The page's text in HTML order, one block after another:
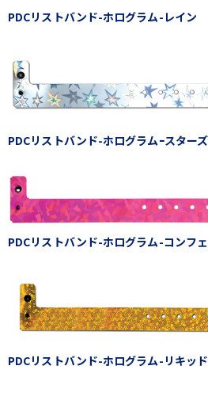
PDCリストバンド-ホログラム-レイン
PDCリストバンド-ホログラムｰスターズ
PDCリストバンド-ホログラム-コンフ
PDCリストバンド-ホログラム-リキッ